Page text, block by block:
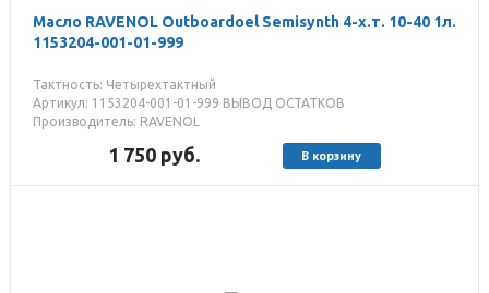
Масло RAVENOL Outboardoel Semisynth 4-х.т. 10-40 1л.
1153204-001-01-999
Тактность: Четырехтактный
Артикул: 1153204-001-01-999 ВЫВОД ОСТАТКОВ
Производитель: RAVENOL
1 750 руб. В корзину